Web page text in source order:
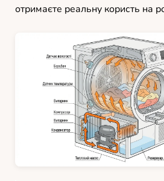
отримаєте реальну користь на